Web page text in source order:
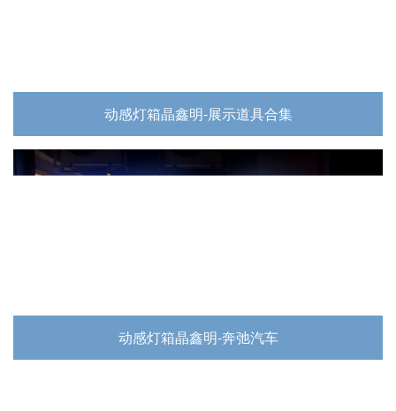
动感灯箱晶鑫明-展示道具合集
动感灯箱晶鑫明-奔弛汽车
动感灯箱晶鑫明-纯生啤酒生产流程
深圳晶鑫明动感灯箱广州正佳广场OPPO